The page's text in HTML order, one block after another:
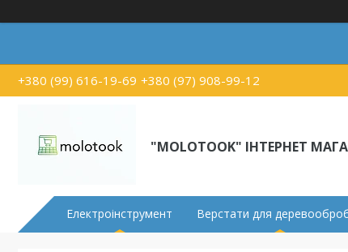
+380 (99) 616-19-69 +380 (97) 908-99-12
"MOLOTOOK" ІНТЕРНЕТ
Електроінструмент Верстати для